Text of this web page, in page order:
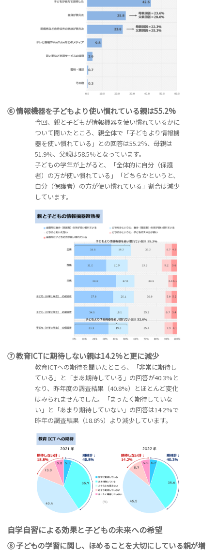
⑥ 情報機器を子どもより使い慣れている親は55.2%
今回、親と子どもが情報機器を使い慣れているかに
ついて聞いたところ、親全体で「子どもより情報機
器を使い慣れている」との回答は55.2％、母親は
51.9％、父親は58.5％となっています。
子どもの学年が上がると、「全体的に自分（保護
者）の方が使い慣れている」「どちらかというと、
自分（保護者）の方が使い慣れている」割合は減少
しています。
⑦ 教育ICTに期待しない親は14.2％と更に減少
教育ICTへの期待を聞いたところ、「非常に期待し
ている」と「まあ期待している」の回答が40.3%と
なり、昨年度の調査結果（40.8%）とほとんど変化
はみられませんでした。「まったく期待していな
い」と「あまり期待していない」の回答は14.2%で
昨年の調査結果（18.8％）より減少しています。
自学自習による効果と子どもの未来への希望
⑧ 子どもの学習に関し、ほめることを大切にしている親が増